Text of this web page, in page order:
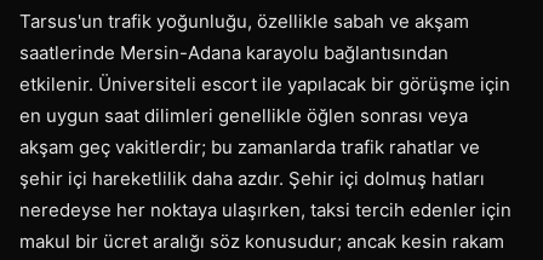
Tarsus'un trafik yoğunluğu, özellikle sabah ve akşam
saatlerinde Mersin-Adana karayolu bağlantısından
etkilenir. Üniversiteli escort ile yapılacak bir görüşme için
en uygun saat dilimleri genellikle öğlen sonrası veya
akşam geç vakitlerdir; bu zamanlarda trafik rahatlar ve
şehir içi hareketlilik daha azdır. Şehir içi dolmuş hatları
neredeyse her noktaya ulaşırken, taksi tercih edenler için
makul bir ücret aralığı söz konusudur; ancak kesin rakam